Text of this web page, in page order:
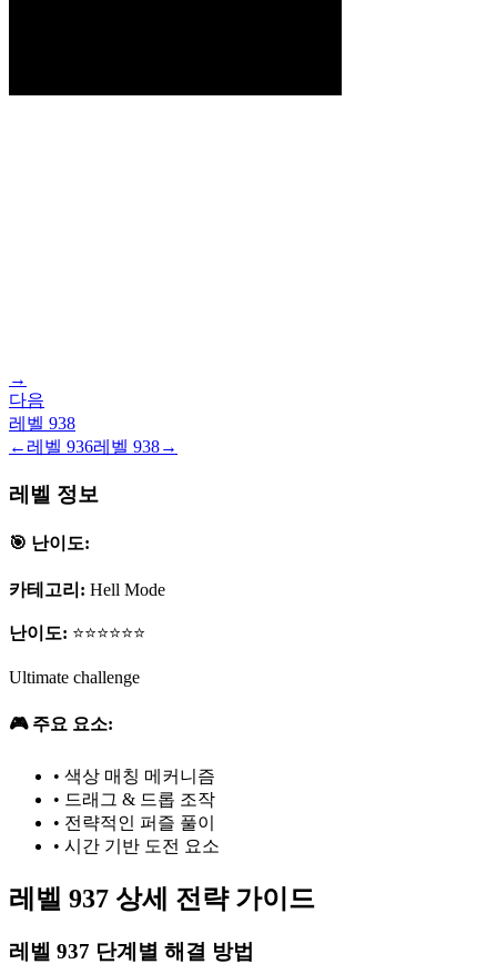
→
다음
레벨 938
← 레벨 936레벨 938→
레벨 정보
🎯 난이도:
카테고리: Hell Mode
난이도: ⭐⭐⭐⭐⭐⭐
Ultimate challenge
🎮 주요 요소:
• 색상 매칭 메커니즘
• 드래그 & 드롭 조작
• 전략적인 퍼즐 풀이
• 시간 기반 도전 요소
레벨 937 상세 전략 가이드
레벨 937 단계별 해결 방법